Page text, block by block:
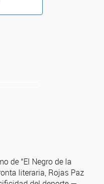
de “El Negro de la
literaria, Rojas Paz